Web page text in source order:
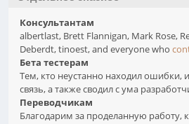
Консультантам
albertlast, Brett Flannigan, Mark Rose,
Deberdt, tinoest, and everyone who
Бета тестерам
Тем, кто неустанно находил ошибки,
связь, а также сводил с ума
Переводчикам
Благодарим за проделанную работу,